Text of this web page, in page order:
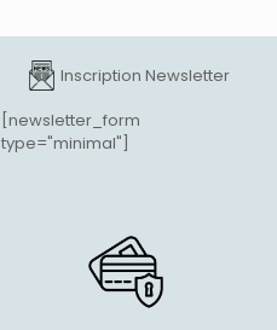
Inscription Newsletter
[newsletter_form
type="minimal"]